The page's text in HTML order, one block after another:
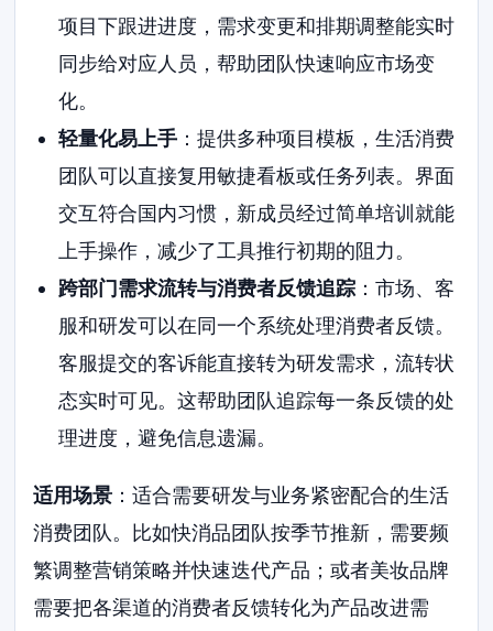
项目下跟进进度，需求变更和排期调整能实时
同步给对应人员，帮助团队快速响应市场变
化。
轻量化易上手：提供多种项目模板，生活消费
团队可以直接复用敏捷看板或任务列表。界面
交互符合国内习惯，新成员经过简单培训就能
上手操作，减少了工具推行初期的阻力。
跨部门需求流转与消费者反馈追踪：市场、客
服和研发可以在同一个系统处理消费者反馈。
客服提交的客诉能直接转为研发需求，流转状
态实时可见。这帮助团队追踪每一条反馈的处
理进度，避免信息遗漏。
适用场景 ：适合需要研发与业务紧密配合的生活
消费团队。比如快消品团队按季节推新，需要频
繁调整营销策略并快速迭代产品；或者美妆品牌
需要把各渠道的消费者反馈转化为产品改进需